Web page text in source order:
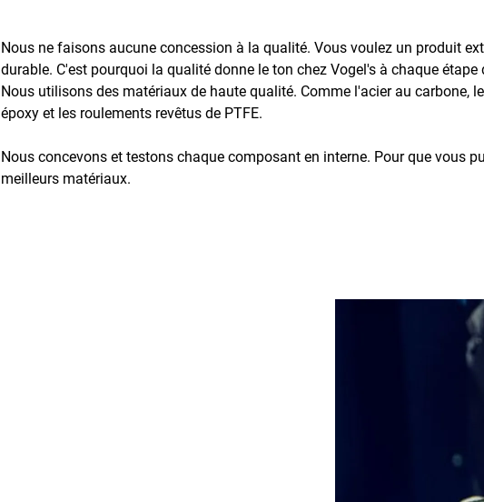
Nous ne faisons aucune concession à la qualité. Vous voulez un produit
durable. C'est pourquoi la qualité donne le ton chez Vogel's à chaque
Nous utilisons des matériaux de haute qualité. Comme l'acier au carbone,
époxy et les roulements revêtus de PTFE.
Nous concevons et testons chaque composant en interne. Pour que vous
meilleurs matériaux.